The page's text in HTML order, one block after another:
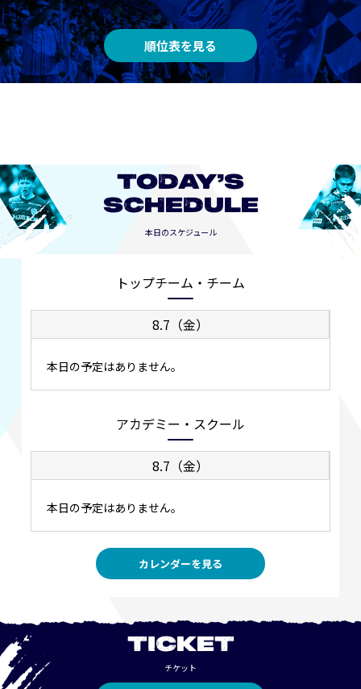
順位表を見る
TODAY’S
SCHEDULE
本日のスケジュール
トップチーム・チーム
8.7（金）
本日の予定はありません。
アカデミー・スクール
8.7（金）
本日の予定はありません。
カレンダーを見る
TICKET
チケット